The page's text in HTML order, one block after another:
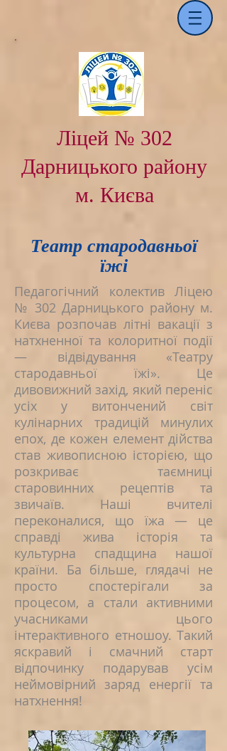
Ліцей № 302
Дарницького району
м. Києва
Театр стародавньої
їжі
Педагогічний колектив Ліцею
№ 302 Дарницького району м.
Києва розпочав літні вакації з
натхненної та колоритної події
— відвідування «Театру
стародавньої їжі». Це
дивовижний захід, який переніс
усіх у витончений світ
кулінарних традицій минулих
епох, де кожен елемент дійства
став живописною історією, що
розкриває таємниці
старовинних рецептів та
звичаїв. Наші вчителі
переконалися, що їжа — це
справді жива історія та
культурна спадщина нашої
країни. Ба більше, глядачі не
просто спостерігали за
процесом, а стали активними
учасниками цього
інтерактивного етношоу. Такий
яскравий і смачний старт
відпочинку подарував усім
неймовірний заряд енергії та
натхнення!